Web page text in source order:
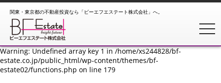
Warning: Undefined array key 1 in/home/xs244828/bf-
estate.co.jp/public_html/wp-content/themes/bf-
estate02/functions.php
Warning: Undefined array key 1 in/home/xs244828/bf-
estate.co.jp/public_html/wp-content/themes/bf-
estate02/functions.php on line 179
関東・東京都の不動産投資なら「ビーエフエステート株式会社」へ。